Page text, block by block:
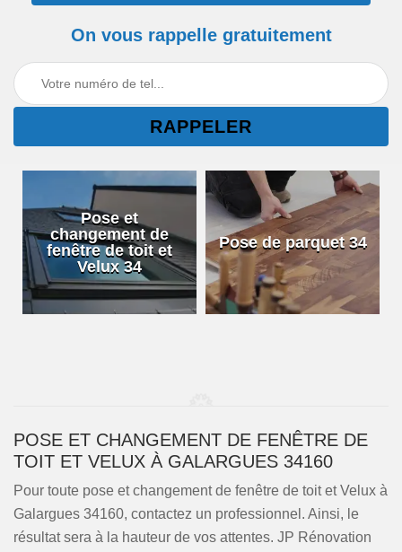
On vous rappelle gratuitement
Pose et
changement de
fenêtre de toit et
Velux 34
Pose de parquet 34
POSE ET CHANGEMENT DE FENÊTRE DE
TOIT ET VELUX À GALARGUES 34160
Pour toute pose et changement de fenêtre de toit et Velux à
Galargues 34160, contactez un professionnel. Ainsi, le
résultat sera à la hauteur de vos attentes. JP Rénovation